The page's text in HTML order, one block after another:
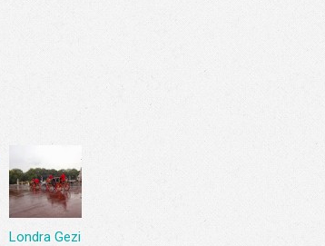
Londra Gezi